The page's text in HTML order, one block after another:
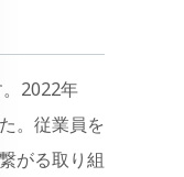
2022年
。従業員を
がる取り組